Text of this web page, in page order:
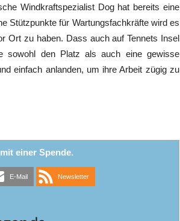
Windkraftspezialist Dog hat bereits eine
Stützpunkte für Wartungsfachkräfte wird es
Ort zu haben. Dass auch auf Tennets Insel
sowohl den Platz als auch eine gewisse
einfach anlanden, um ihre Arbeit zügig zu
einer Spende.
E-Mail Newsletter